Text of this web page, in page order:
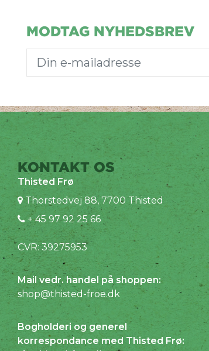
MODTAG NYHEDSBREV
KONTAKT OS
Thisted Frø
Thorstedvej 88, 7700 Thisted
+ 45 97 92 25 66
CVR: 39275953
Mail vedr. handel på shoppen:
shop@thisted-froe.dk
Bogholderi og generel
korrespondance med Thisted Frø: